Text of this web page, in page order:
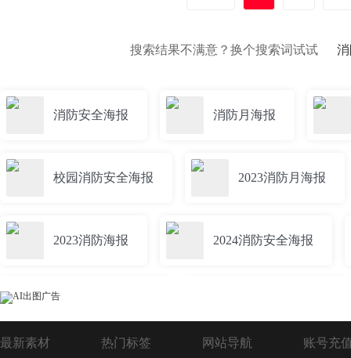
搜索结果不满意？换个搜索词试试
消防安全海报 消防月海报
校园消防安全海报 2023消防月海报
2023消防海报 2024消防安全海报
小区消防安全海报
最新素材 热门标签 网站导航 账号充